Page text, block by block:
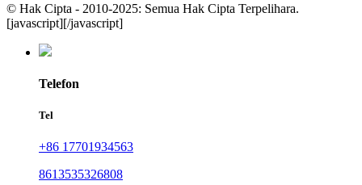
© Hak Cipta - 2010-2025: Semua Hak Cipta Terpelihara.
[javascript][/javascript]
Telefon
Tel
+86 17701934563
8613535326808